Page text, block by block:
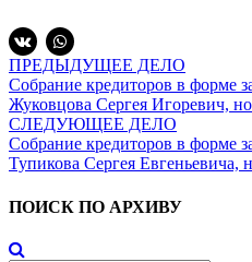
ПРЕДЫДУЩЕЕ ДЕЛО
Собрание кредиторов в форме
Жуковцова Сергея Игоревич,
СЛЕДУЮЩЕЕ ДЕЛО
Собрание кредиторов в форме
Тупикова Сергея Евгеньевича,
ПОИСК ПО АРХИВУ